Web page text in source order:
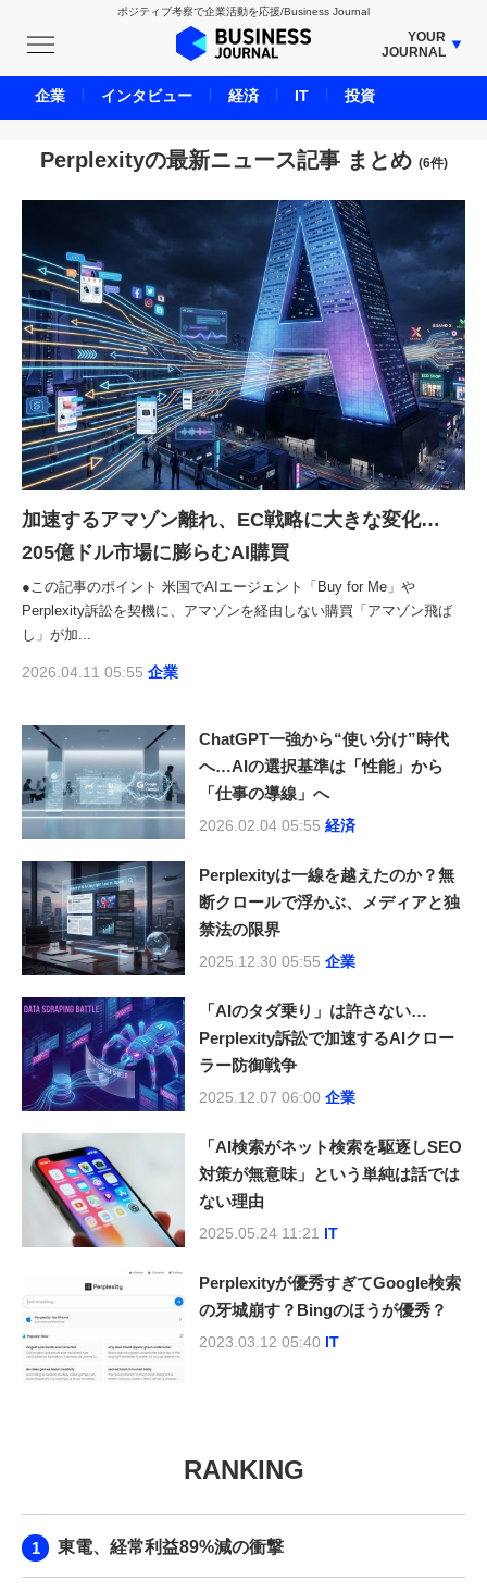
ポジティブ考察で企業活動を応援/Business Journal
YOUR
JOURNAL
BUSINESS JOURNAL
UNICORN JOURNAL
CARBON CREDITS JOURNAL
ENERGY MANAGEMENT JOURNAL
INBOUND JOURNAL
LIFE ENDING JOURNAL
AI JOURNAL
REAL ESTATE BROKERAGE JOURNAL
SMART MARKETING JOURNAL
BPaaS JOURNAL
ADOPTABLE DOG JOURNAL
Perplexityの最新ニュース記事 まとめ (6件)
加速するアマゾン離れ、EC戦略に大きな変化…
205億ドル市場に膨らむAI購買
●この記事のポイント 米国でAIエージェント「Buy for Me」や
Perplexity訴訟を契機に、アマゾンを経由しない購買「アマゾン飛ば
し」が加...
2026.04.11 05:55 企業
ChatGPT一強から“使い分け”時代
へ…AIの選択基準は「性能」から
「仕事の導線」へ
2026.02.04 05:55 経済
Perplexityは一線を越えたのか？無
断クロールで浮かぶ、メディアと独
禁法の限界
2025.12.30 05:55 企業
「AIのタダ乗り」は許さない…
Perplexity訴訟で加速するAIクロー
ラー防御戦争
2025.12.07 06:00 企業
「AI検索がネット検索を駆逐しSEO
対策が無意味」という単純は話では
ない理由
2025.05.24 11:21 IT
Perplexityが優秀すぎてGoogle検索
の牙城崩す？Bingのほうが優秀？
2023.03.12 05:40 IT
RANKING
東電、経常利益89%減の衝撃
企業 インタビュー 経済 IT 投資